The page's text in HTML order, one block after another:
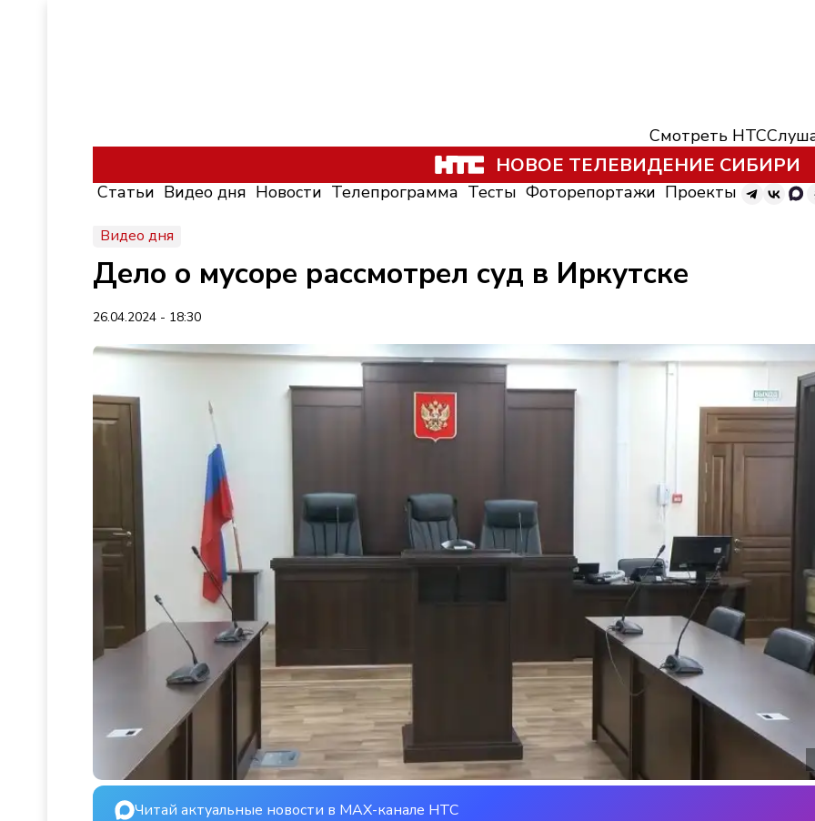
Смотреть НТС
НОВОЕ ТЕЛЕВИДЕНИЕ СИБИРИ
Статьи Видео дня Новости Телепрограмма Тесты Фоторепортажи Проекты
Видео дня
Дело о мусоре рассмотрел суд в Иркутске
26.04.2024 - 18:30
Читай актуальные новости в MAX-канале НТС